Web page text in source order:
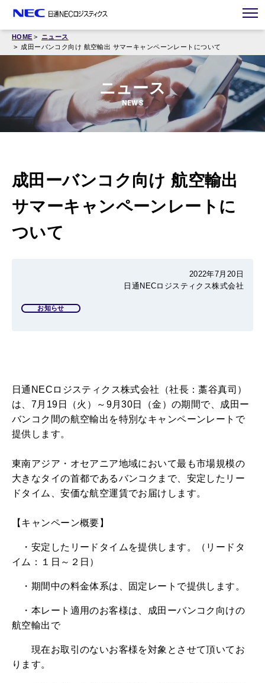
HOME
ニュース
成田ーバンコク向け 航空輸出 サマーキャンペーンレートについて
ニュース
NEWS
成田ーバンコク向け 航空輸出
サマーキャンペーンレートに
ついて
お知らせ
2022年7月20日
日通NECロジスティクス株式会社
日通 NEC ロジスティクス株式会社（社長：藁谷真司）
は、 7月 19 日（火）～ 9月30日（金）の期間で、成田ー
バンコク間の航空輸出を特別なキャンペーンレートで
提供します。
東南アジア・オセアニア地域において最も市場規模の
大きなタイの首都であるバンコクまで、安定したリー
ドタイム、安価な航空運賃でお届けします。
【キャンペーン概要】
・安定したリードタイムを提供します。（リードタ
イム：１日～２日）
・期間中の料金体系は、固定レートで提供します。
・本レート適用のお客様は、成田ーバンコク向けの
航空輸出で
現在お取引のないお客様を対象とさせて頂いてお
ります。